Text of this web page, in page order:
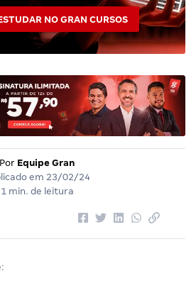
NO GRAN CURSOS
Por Equipe Gran
em 23/02/24
1 min. de leitura